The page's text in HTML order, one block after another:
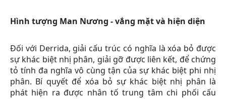
Hình tượng Man Nương - vắng mặt và hiện diện
Đối với Derrida, giải cấu trúc có nghĩa là xóa bỏ được
sự khác biệt nhị phân, giải gỡ được liên kết, để chứng
tỏ tính đa nghĩa vô cùng tận của sự khác biệt phi nhị
phân. Bí quyết để xóa bỏ sự khác biệt nhị phân là
phát hiện ra được nhân tố trung tâm chi phối cấu